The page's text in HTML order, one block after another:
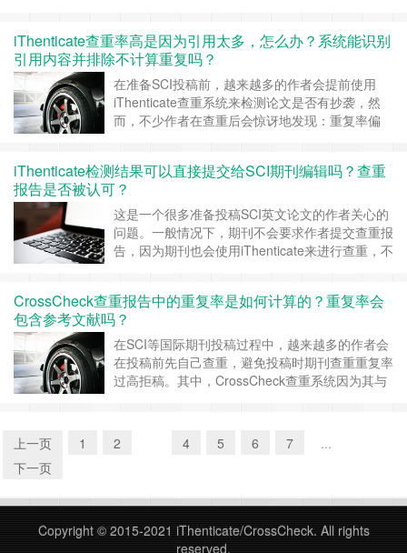
iThenticate是由美国公司Turnitin开发的一款专业
级英文论文查重工具，被全球数……
iThenticate查重率高是因为引用太多，怎么办？系统能识别
引用内容并排除不计算重复吗？
在准备SCI投稿前，越来越多的作者会提前使用
iThenticate查重系统来检测论文是否有抄袭，然
而，不少作者在查重后会惊讶地发现：重复率偏
太多也会被系统算作重复？iThenticate能不能自动
识别并排除这些引用内容？有没有什么方法可以有
效降低这种“非恶意”的重……继续阅读 »
iThenticate检测结果可以直接提交给SCI期刊编辑吗？查重
报告是否被认可？
这是一个很多准备投稿SCI英文论文的作者关心的
问题。一般情况下，期刊不会要求作者提交查重报
告，因为期刊也会使用iThenticate来进行查重，不
期刊中是被广泛认可的。 一、iThenticate检测结
果可以直接提交给SCI期刊编辑吗？ 可以……
阅读 »
CrossCheck查重报告中的重复率是如何计算的？重复率会
包含参考文献吗？
在SCI等国际期刊投稿过程中，越来越多的作者会
在投稿前先自己查重，避免投稿时期刊查重重复率
过高拒稿。其中，CrossCheck查重系统因为其与
重的这2个问题： 1、查重报告中的重复率是如何
计算出来的？ 2、系统是否会将参考文献部分计入
上一页 1 2 4 5 6 7
...
下一页
Copyright © 2015-2021 iThenticate/CrossCheck. All rights
reserved.